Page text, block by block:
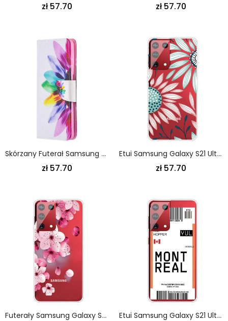
zł 57.70 zł 57.70
Skórzany Futerał Samsung Galaxy S21 Ultra 5G Etui Na Telefon Kwiat Akwareli
zł 57.70
Etui Samsung Galaxy S21 Ultra 5G Zielony Różowy Przezroczysty Kwiat
zł 57.70
Futerały Samsung Galaxy S21 Ultra 5G Etui Na Telefon Małe Różowe Kwiaty Etui Samsung Galaxy S21 Ultra 5G Karta Pokładowa Do Montrealu Etui Ochronne